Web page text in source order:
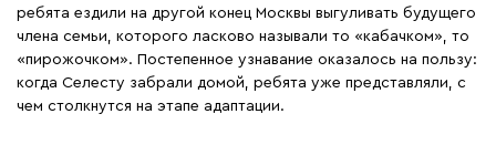
ребята ездили на другой конец Москвы выгуливать будущего
члена семьи, которого ласково называли то «кабачком», то
«пирожочком». Постепенное узнавание оказалось на пользу:
когда Селесту забрали домой, ребята уже представляли, с
чем столкнутся на этапе адаптации.